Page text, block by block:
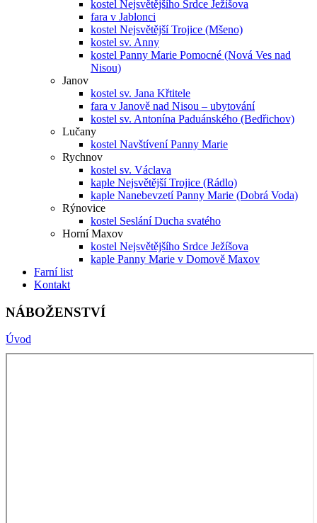
kostel Nejsvětějšího Srdce Ježíšova
fara v Jablonci
kostel Nejsvětější Trojice (Mšeno)
kostel sv. Anny
kostel Panny Marie Pomocné (Nová Ves nad
Nisou)
Janov
kostel sv. Jana Křtitele
fara v Janově nad Nisou – ubytování
kostel sv. Antonína Paduánského (Bedřichov)
Lučany
kostel Navštívení Panny Marie
Rychnov
kostel sv. Václava
kaple Nejsvětější Trojice (Rádlo)
kaple Nanebevzetí Panny Marie (Dobrá Voda)
Rýnovice
kostel Seslání Ducha svatého
Horní Maxov
kostel Nejsvětějšího Srdce Ježíšova
kaple Panny Marie v Domově Maxov
Farní list
Kontakt
NÁBOŽENSTVÍ
Úvod